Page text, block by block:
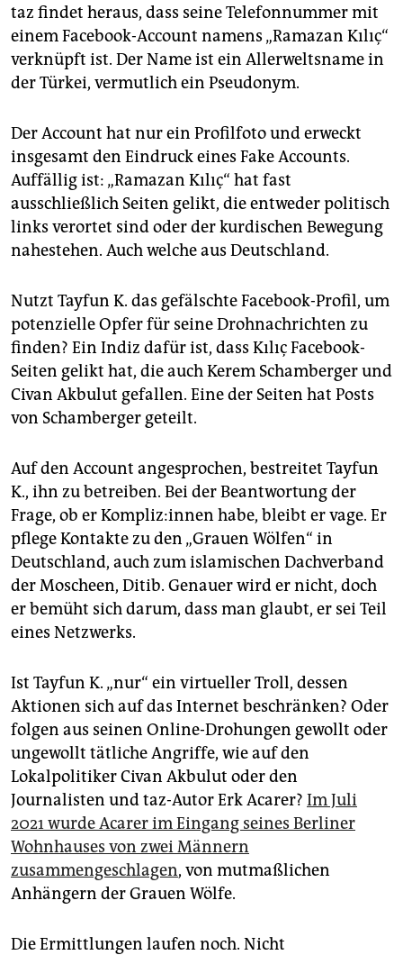
taz findet heraus, dass seine Telefonnummer mit
einem Facebook-Account namens „Ramazan Kılıç“
verknüpft ist. Der Name ist ein Allerweltsname in
der Türkei, vermutlich ein Pseudonym.
Der Account hat nur ein Profilfoto und erweckt
insgesamt den Eindruck eines Fake Accounts.
Auffällig ist: „Ramazan Kılıç“ hat fast
ausschließlich Seiten gelikt, die entweder politisch
links verortet sind oder der kurdischen Bewegung
nahestehen. Auch welche aus Deutschland.
Nutzt Tayfun K. das gefälschte Facebook-Profil, um
potenzielle Opfer für seine Drohnachrichten zu
finden? Ein Indiz dafür ist, dass Kılıç Facebook-
Seiten gelikt hat, die auch Kerem Schamberger und
Civan Akbulut gefallen. Eine der Seiten hat Posts
von Schamberger geteilt.
Auf den Account angesprochen, bestreitet Tayfun
K., ihn zu betreiben. Bei der Beantwortung der
Frage, ob er Kom­pli­z:in­nen habe, bleibt er vage. Er
pflege Kontakte zu den „Grauen Wölfen“ in
Deutschland, auch zum islamischen Dachverband
der Moscheen, Ditib. Genauer wird er nicht, doch
er bemüht sich darum, dass man glaubt, er sei Teil
eines Netzwerks.
Ist Tayfun K. „nur“ ein virtueller Troll, dessen
Aktionen sich auf das Internet beschränken? Oder
folgen aus seinen Online-Drohungen gewollt oder
ungewollt tätliche Angriffe, wie auf den
Lokalpolitiker Civan Akbulut oder den
Journalisten und taz-Autor Erk Acarer? Im Juli
2021 wurde Acarer im Eingang seines Berliner
Wohnhauses von zwei Männern
zusammengeschlagen, von mutmaßlichen
Anhängern der Grauen Wölfe.
Die Ermittlungen laufen noch. Nicht